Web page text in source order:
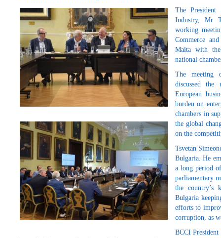
The
Industry, Mr
working
Commerce
Malta with
national
The meeting
discussed the
European
burden on
chambers in
the global
on the
Tsvetan
Bulgaria. He
a long period
parliamentary
the country’s
Bulgaria
efforts to
corruption, as
BCCI